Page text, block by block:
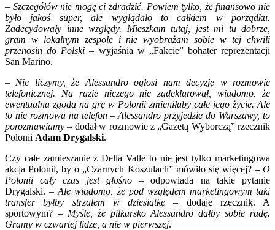
– Szczegółów nie mogę ci zdradzić. Powiem tylko, że finansowo nie
było jakoś super, ale wyglądało to całkiem w porządku.
Zadecydowały inne względy. Mieszkam tutaj, jest mi tu dobrze,
gram w lokalnym zespole i nie wyobrażam sobie w tej chwili
przenosin do Polski – wyjaśnia w „Fakcie” bohater reprezentacji
San Marino.
– Nie liczymy, że Alessandro ogłosi nam decyzję w rozmowie
telefonicznej. Na razie niczego nie zadeklarował, wiadomo, że
ewentualna zgoda na grę w Polonii zmieniłaby całe jego życie. Ale
to nie rozmowa na telefon – Alessandro przyjedzie do Warszawy, to
porozmawiamy – dodał w rozmowie z „Gazetą Wyborczą” rzecznik
Polonii Adam Drygalski.
Czy całe zamieszanie z Della Valle to nie jest tylko marketingowa
akcja Polonii, by o „Czarnych Koszulach” mówiło się więcej? – O
Polonii cały czas jest głośno– odpowiada na takie pytanie
Drygalski. –Ale wiadomo, że pod względem marketingowym taki
transfer byłby strzałem w dziesiątkę – dodaje rzecznik. A
sportowym? – Myślę, że piłkarsko Alessandro dałby sobie radę.
Gramy w czwartej lidze, a nie w pierwszej.